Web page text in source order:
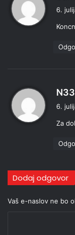
6.
6.
Za
Dodaj odgovor
Vaš e-naslov ne bo